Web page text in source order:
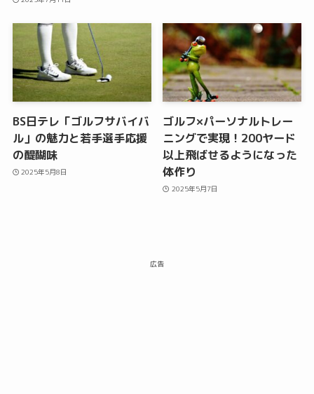
BS日テレ「ゴルフサバイバ
ル」の魅力と若手選手応援
の醍醐味
2025年5月8日
ゴルフ×パーソナルトレー
ニングで実現！200ヤード
以上飛ばせるようになった
体作り
2025年5月7日
広告